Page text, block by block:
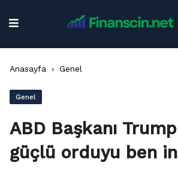
Anasayfa › Genel
Genel
ABD Başkanı
güçlü orduyu ben